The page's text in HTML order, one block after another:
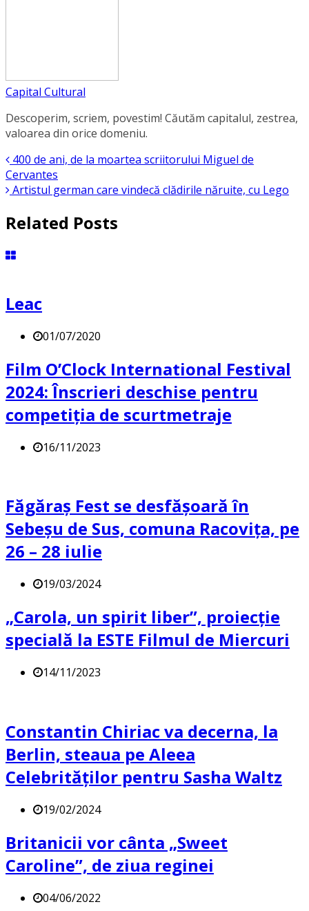
Capital Cultural
Descoperim, scriem, povestim! Căutăm capitalul, zestrea,
valoarea din orice domeniu.
400 de ani, de la moartea scriitorului Miguel de
Cervantes
Artistul german care vindecă clădirile năruite, cu Lego
Related Posts
Leac
01/07/2020
Film O’Clock International Festival
2024: Înscrieri deschise pentru
competiția de scurtmetraje
16/11/2023
Făgăraș Fest se desfășoară în
Sebeșu de Sus, comuna Racovița, pe
26 – 28 iulie
19/03/2024
„Carola, un spirit liber”, proiecție
specială la ESTE Filmul de Miercuri
14/11/2023
Constantin Chiriac va decerna, la
Berlin, steaua pe Aleea
Celebrităților pentru Sasha Waltz
19/02/2024
Britanicii vor cânta „Sweet
Caroline”, de ziua reginei
04/06/2022